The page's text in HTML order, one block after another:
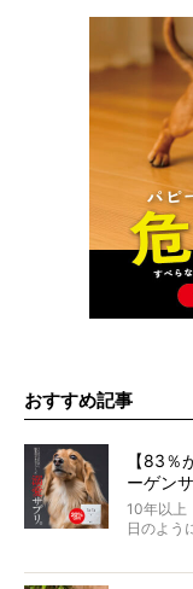
おすすめ記事
【83％
ーゲン
10年以上
日のよう
のこと
も生き